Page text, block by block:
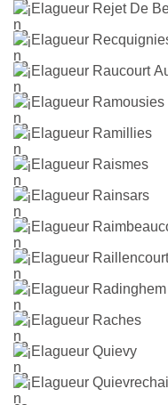
Elagueur Rejet De
Elagueur
Elagueur Raucourt
Elagueur Ramousies
Elagueur Ramillies
Elagueur Raismes
Elagueur Rainsars
Elagueur
Elagueur
Elagueur
Elagueur Raches
Elagueur Quievy
Elagueur